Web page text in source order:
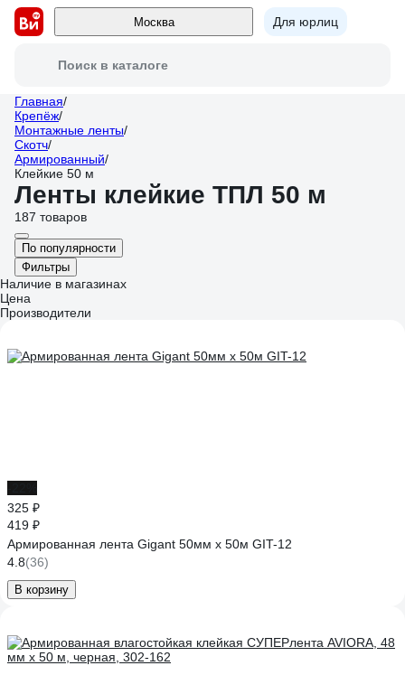
Москва Для юрлиц
Поиск в каталоге
Главная/
Крепёж/
Монтажные ленты/
Скотч/
Армированный/
Клейкие 50 м
Ленты клейкие ТПЛ 50 м
187 товаров
По популярности
Фильтры
Наличие в магазинах
Цена
Производители
325 ₽
419 ₽
Армированная лента Gigant 50мм х 50м GIT-12
4.8(36)
В корзину